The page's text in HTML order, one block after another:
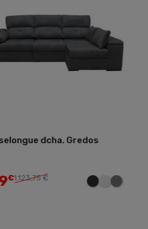
Chaise longue Vital
899€1.123,75 €